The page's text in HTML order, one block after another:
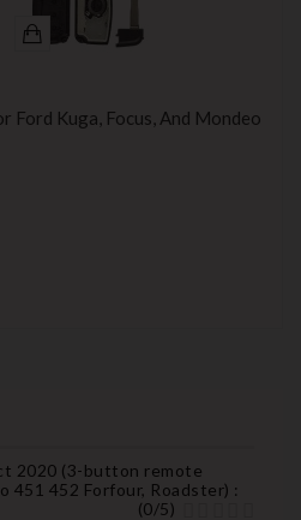
Ford Kuga, Focus, And Mondeo
2020 (3-button remote
451 452 Forfour, Roadster) :
(0/5)